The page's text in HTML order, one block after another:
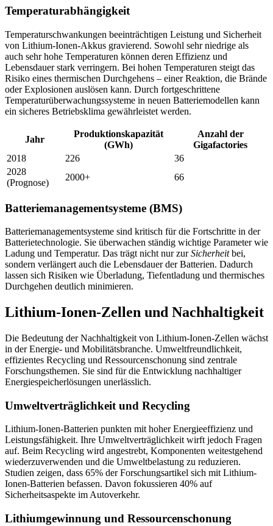
Temperaturabhängigkeit
Temperaturschwankungen beeinträchtigen Leistung und Sicherheit
von Lithium-Ionen-Akkus gravierend. Sowohl sehr niedrige als
auch sehr hohe Temperaturen können deren Effizienz und
Lebensdauer stark verringern. Bei hohen Temperaturen steigt das
Risiko eines thermischen Durchgehens – einer Reaktion, die Brände
oder Explosionen auslösen kann. Durch fortgeschrittene
Temperaturüberwachungssysteme in neuen Batteriemodellen kann
ein sicheres Betriebsklima gewährleistet werden.
Jahr
Produktionskapazität
(GWh)
Anzahl der
Gigafactories
2018
226
36
2028
(Prognose)
2000+ 66
Batteriemanagementsysteme (BMS)
Batteriemanagementsysteme sind kritisch für die Fortschritte in der
Batterietechnologie. Sie überwachen ständig wichtige Parameter wie
Ladung und Temperatur. Das trägt nicht nur zurSicherheitbei,
sondern verlängert auch die Lebensdauer der Batterien. Dadurch
lassen sich Risiken wie Überladung, Tiefentladung und thermisches
Durchgehen deutlich minimieren.
Lithium-Ionen-Zellen und Nachhaltigkeit
Die Bedeutung der Nachhaltigkeit von Lithium-Ionen-Zellen wächst
in der Energie- und Mobilitätsbranche. Umweltfreundlichkeit,
effizientes Recycling und Ressourcenschonung sind zentrale
Forschungsthemen. Sie sind für die Entwicklung nachhaltiger
Energiespeicherlösungen unerlässlich.
Umweltverträglichkeit und Recycling
Lithium-Ionen-Batterien punkten mit hoher Energieeffizienz und
Leistungsfähigkeit. Ihre Umweltverträglichkeit wirft jedoch Fragen
auf. Beim Recycling wird angestrebt, Komponenten weitestgehend
wiederzuverwenden und die Umweltbelastung zu reduzieren.
Studien zeigen, dass 65% der Forschungsartikel sich mit Lithium-
Ionen-Batterien befassen. Davon fokussieren 40% auf
Sicherheitsaspekte im Autoverkehr.
Lithiumgewinnung und Ressourcenschonung